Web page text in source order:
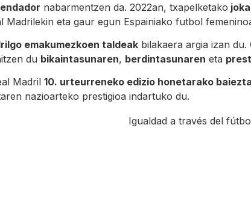
nabarmentzen da. 2022an, txapelketako
Madrilekin eta gaur egun Espainiako futbol
emakumezkoen taldeak bilakaera argia izan
du bikaintasunaren, berdintasunaren eta
Madril 10. urteurreneko edizio honetarako
nazioarteko prestigioa indartuko du.